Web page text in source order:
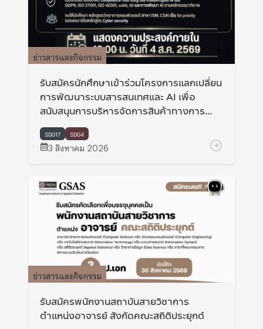
ข่าวสารและกิจกรรม
รับสมัครนักศึกษาเข้าร่วมโครงการแลกเปลี่ยน
การพัฒนาระบบสารสนเทศและ AI เพื่อ
สนับสนุนการบริหารจัดการสินค้าทางการ
เกษตร ที่ Miyaki university และ Hokkaido
university ประเทศญี่ปุ่น
SDG17 SDG4
3 สิงหาคม 2026
ข่าวสารและกิจกรรม
รับสมัครพนักงานสถาบันสายวิชาการ
ตำแหน่งอาจารย์ สังกัดคณะสถิติประยุกต์